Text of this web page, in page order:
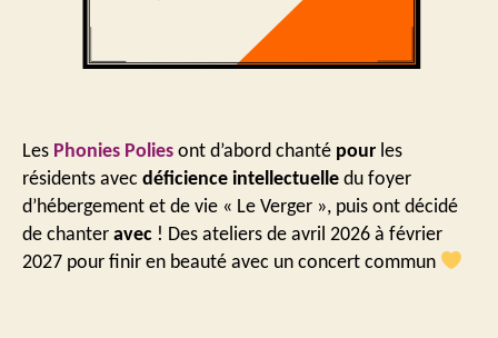
Les Phonies Polies ont d’abord chanté pour les
résidents avec déficience intellectuelle du foyer
d’hébergement et de vie « Le Verger », puis ont décidé
de chanter avec ! Des ateliers de avril 2026 à février
2027 pour finir en beauté avec un concert commun